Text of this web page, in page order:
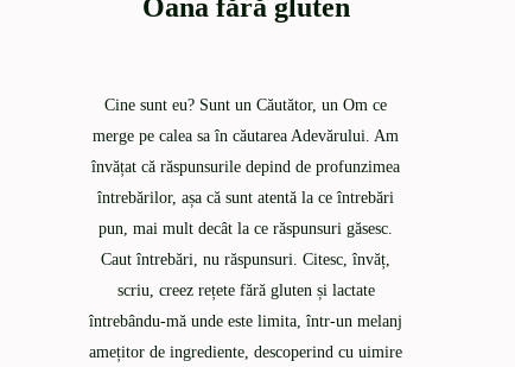
Oana fără gluten
Cine sunt eu? Sunt un Căutător, un Om ce
merge pe calea sa în căutarea Adevărului. Am
învățat că răspunsurile depind de profunzimea
întrebărilor, așa că sunt atentă la ce întrebări
pun, mai mult decât la ce răspunsuri găsesc.
Caut întrebări, nu răspunsuri. Citesc, învăț,
scriu, creez rețete fără gluten și lactate
întrebându-mă unde este limita, într-un melanj
amețitor de ingrediente, descoperind cu uimire